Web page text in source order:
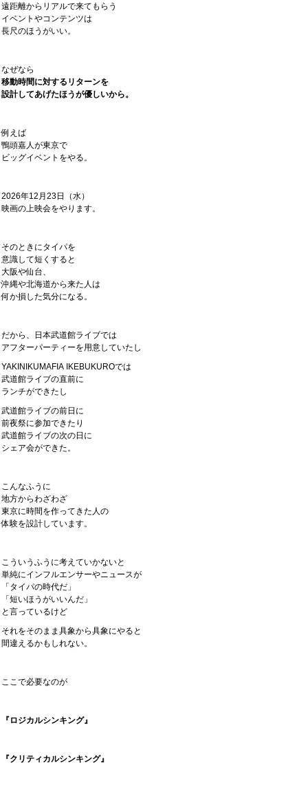
遠距離からリアルで来てもらう
イベントやコンテンツは
長尺のほうがいい。
なぜなら
移動時間に対するリターンを
設計してあげたほうが優しいから。
例えば
鴨頭嘉人が東京で
ビッグイベントをやる。
2026年12月23日（水）
映画の上映会をやります。
そのときにタイパを
意識して短くすると
大阪や仙台、
沖縄や北海道から来た人は
何か損した気分になる。
だから、日本武道館ライブでは
アフターパーティーを用意していたし
YAKINIKUMAFIA IKEBUKUROでは
武道館ライブの直前に
ランチができたし
武道館ライブの前日に
前夜祭に参加できたり
武道館ライブの次の日に
シェア会ができた。
こんなふうに
地方からわざわざ
東京に時間を作ってきた人の
体験を設計しています。
こういうふうに考えていかないと
単純にインフルエンサーやニュースが
「タイパの時代だ」
「短いほうがいいんだ」
と言っているけど
それをそのまま具象から具象にやると
間違えるかもしれない。
ここで必要なのが
『ロジカルシンキング』
『クリティカルシンキング』